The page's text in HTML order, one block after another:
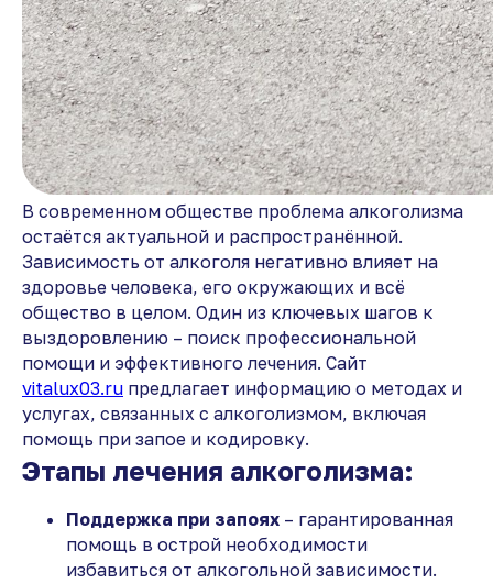
В современном обществе проблема алкоголизма
остаётся актуальной и распространённой.
Зависимость от алкоголя негативно влияет на
здоровье человека, его окружающих и всё
общество в целом. Один из ключевых шагов к
выздоровлению – поиск профессиональной
помощи и эффективного лечения. Сайт
vitalux03.ru предлагает информацию о методах и
услугах, связанных с алкоголизмом, включая
помощь при запое и кодировку.
Этапы лечения алкоголизма:
Поддержка при запоях – гарантированная
помощь в острой необходимости
избавиться от алкогольной зависимости.